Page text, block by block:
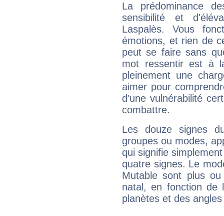
La prédominance
sensibilité et
Laspalès. Vous
émotions, et rien de
peut se faire sans
mot ressentir est à
pleinement une
aimer pour
d'une vulnérabilité
combattre.
Les douze signes
groupes ou modes,
qui signifie
quatre signes. Le
Mutable sont plus
natal, en fonction de
planètes et des